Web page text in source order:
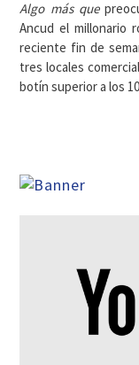
Algo más que
Ancud el millonario
reciente fin de
tres locales
botín superior a los